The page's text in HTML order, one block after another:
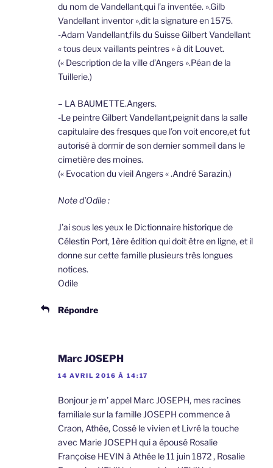
du nom de Vandellant,qui l’a inventée. ».Gilb
Vandellant inventor »,dit la signature en 1575.
-Adam Vandellant,fils du Suisse Gilbert Vandellant
« tous deux vaillants peintres » à dit Louvet.
(« Description de la ville d’Angers ».Péan de la
Tuillerie.)
– LA BAUMETTE.Angers.
-Le peintre Gilbert Vandellant,peignit dans la salle
capitulaire des fresques que l’on voit encore,et fut
autorisé à dormir de son dernier sommeil dans le
cimetière des moines.
(« Evocation du vieil Angers « .André Sarazin.)
Note d’Odile :
J’ai sous les yeux le Dictionnaire historique de
Célestin Port, 1ère édition qui doit être en ligne, et il
donne sur cette famille plusieurs très longues
notices.
Odile
Répondre
Marc JOSEPH
14 AVRIL 2016 À 14:17
Bonjour je m’ appel Marc JOSEPH, mes racines
familiale sur la famille JOSEPH commence à
Craon, Athée, Cossé le vivien et Livré la touche
avec Marie JOSEPH qui a épousé Rosalie
Françoise HEVIN à Athée le 11 juin 1872 , Rosalie